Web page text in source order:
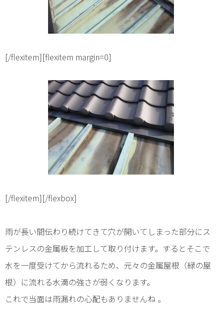
[/flexitem][flexitem margin=0]
[/flexitem][/flexbox]
雨が長い間伝わり続けてきて穴が開いてしまった部分にス
テンレスの金属板を加工して取り付けます。するとそこで
水を一度受けてから流れるため、元々の金属屋根（緑の屋
根）に流れる水滴の強さが弱くなります。
これで当面は雨漏れの心配もありませんね 。